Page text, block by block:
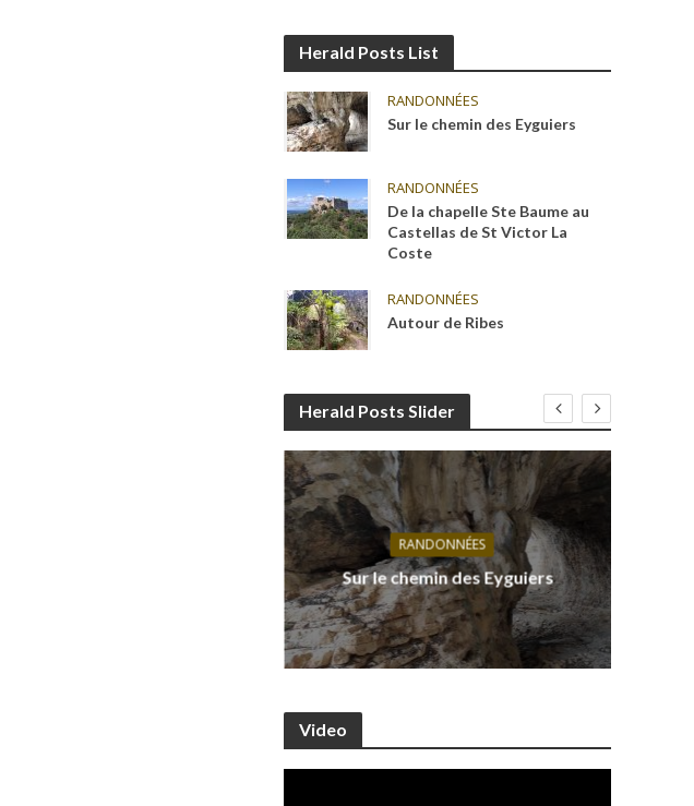
Herald Posts List
RANDONNÉES
Sur le chemin des Eyguiers
RANDONNÉES
De la chapelle Ste Baume au
Castellas de St Victor La
Coste
RANDONNÉES
Autour de Ribes
Herald Posts Slider
RANDONNÉES
Sur le chemin des Eyguiers
Video